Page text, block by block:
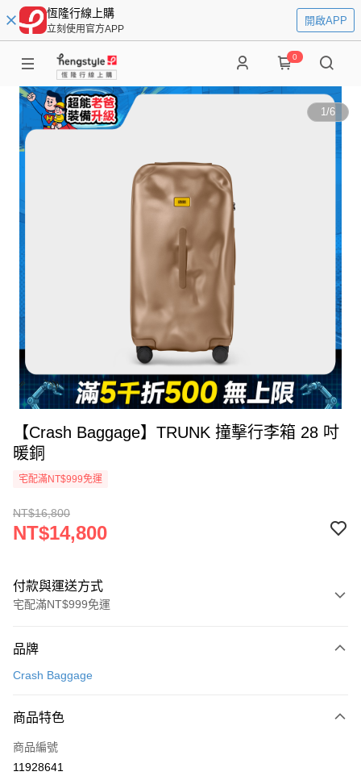
恆隆行線上購
立刻使用官方APP
開啟APP
0
1/6
【Crash Baggage】TRUNK 撞擊行李箱 28 吋
暖銅
宅配滿NT$999免運
NT$16,800
NT$14,800
付款與運送方式
宅配滿NT$999免運
信用卡一次付款
3 期 0 利率 每期
合作金庫商業銀行
上海商業儲蓄銀行
合作金庫商業銀行
即享券
品牌
Crash Baggage
商品特色
商品編號
11928641